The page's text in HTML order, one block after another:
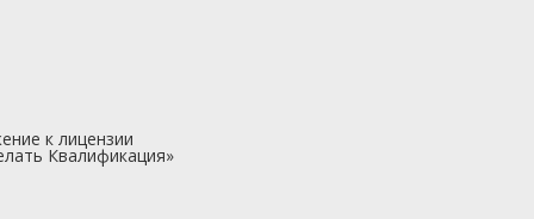
к лицензии
Квалификация»